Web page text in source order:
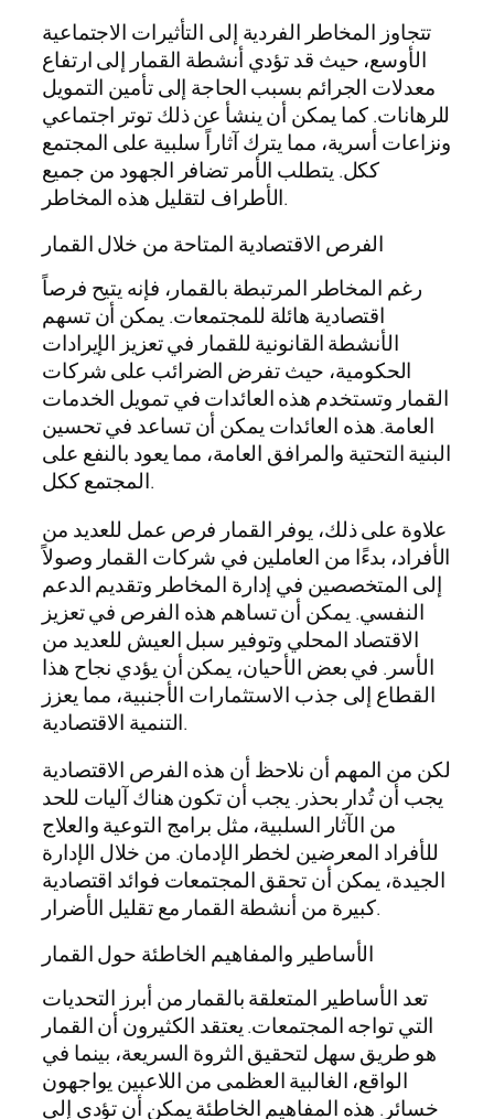
تتجاوز المخاطر الفردية إلى التأثيرات الاجتماعية
الأوسع، حيث قد تؤدي أنشطة القمار إلى ارتفاع
معدلات الجرائم بسبب الحاجة إلى تأمين التمويل
للرهانات. كما يمكن أن ينشأ عن ذلك توتر اجتماعي
ونزاعات أسرية، مما يترك آثاراً سلبية على المجتمع
ككل. يتطلب الأمر تضافر الجهود من جميع
الأطراف لتقليل هذه المخاطر.
الفرص الاقتصادية المتاحة من خلال القمار
رغم المخاطر المرتبطة بالقمار، فإنه يتيح فرصاً
اقتصادية هائلة للمجتمعات. يمكن أن تسهم
الأنشطة القانونية للقمار في تعزيز الإيرادات
الحكومية، حيث تفرض الضرائب على شركات
القمار وتستخدم هذه العائدات في تمويل الخدمات
العامة. هذه العائدات يمكن أن تساعد في تحسين
البنية التحتية والمرافق العامة، مما يعود بالنفع على
المجتمع ككل.
علاوة على ذلك، يوفر القمار فرص عمل للعديد من
الأفراد، بدءًا من العاملين في شركات القمار وصولاً
إلى المتخصصين في إدارة المخاطر وتقديم الدعم
النفسي. يمكن أن تساهم هذه الفرص في تعزيز
الاقتصاد المحلي وتوفير سبل العيش للعديد من
الأسر. في بعض الأحيان، يمكن أن يؤدي نجاح هذا
القطاع إلى جذب الاستثمارات الأجنبية، مما يعزز
التنمية الاقتصادية.
لكن من المهم أن نلاحظ أن هذه الفرص الاقتصادية
يجب أن تُدار بحذر. يجب أن تكون هناك آليات للحد
من الآثار السلبية، مثل برامج التوعية والعلاج
للأفراد المعرضين لخطر الإدمان. من خلال الإدارة
الجيدة، يمكن أن تحقق المجتمعات فوائد اقتصادية
كبيرة من أنشطة القمار مع تقليل الأضرار.
الأساطير والمفاهيم الخاطئة حول القمار
تعد الأساطير المتعلقة بالقمار من أبرز التحديات
التي تواجه المجتمعات. يعتقد الكثيرون أن القمار
هو طريق سهل لتحقيق الثروة السريعة، بينما في
الواقع، الغالبية العظمى من اللاعبين يواجهون
خسائر. هذه المفاهيم الخاطئة يمكن أن تؤدي إلى